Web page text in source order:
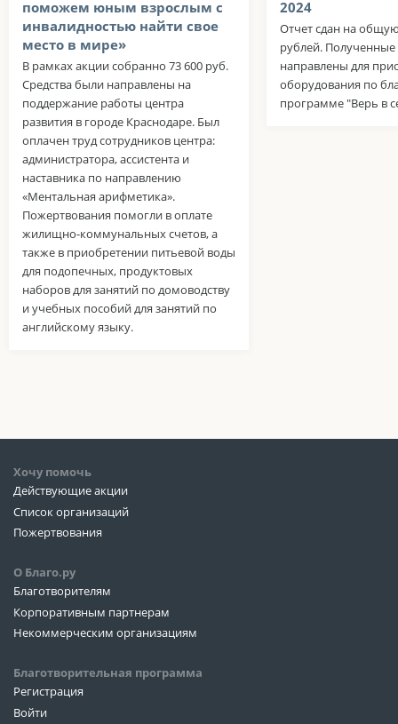
поможем юным взрослым с
инвалидностью найти свое
место в мире»
В рамках акции собранно 73 600 руб.
Средства были направлены на
поддержание работы центра
развития в городе Краснодаре. Был
оплачен труд сотрудников центра:
администратора, ассистента и
наставника по направлению
«Ментальная арифметика».
Пожертвования помогли в оплате
жилищно-коммунальных счетов, а
также в приобретении питьевой воды
для подопечных, продуктовых
наборов для занятий по домоводству
и учебных пособий для занятий по
английскому языку.
2024
Отчет сдан на
рублей. Полученные
направлены для
оборудования по
программе "Верь в
Хочу помочь
Действующие акции
Список организаций
Пожертвования
О Благо.ру
Благотворителям
Корпоративным партнерам
Некоммерческим организациям
Благотворительная программа
Регистрация
Войти